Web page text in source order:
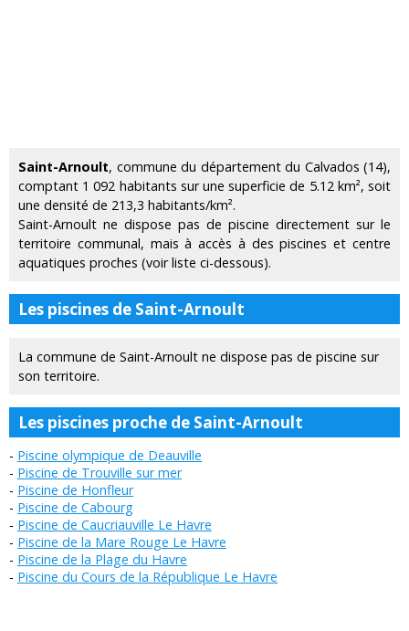
Saint-Arnoult, commune du département du Calvados (14),
comptant 1 092 habitants sur une superficie de 5.12 km², soit
une densité de 213,3 habitants/km².
Saint-Arnoult ne dispose pas de piscine directement sur le
territoire communal, mais à accès à des piscines et centre
aquatiques proches (voir liste ci-dessous).
Les piscines de Saint-Arnoult
La commune de Saint-Arnoult ne dispose pas de piscine sur
son territoire.
Les piscines proche de Saint-Arnoult
Piscine olympique de Deauville
Piscine de Trouville sur mer
Piscine de Honfleur
Piscine de Cabourg
Piscine de Caucriauville Le Havre
Piscine de la Mare Rouge Le Havre
Piscine de la Plage du Havre
Piscine du Cours de la République Le Havre